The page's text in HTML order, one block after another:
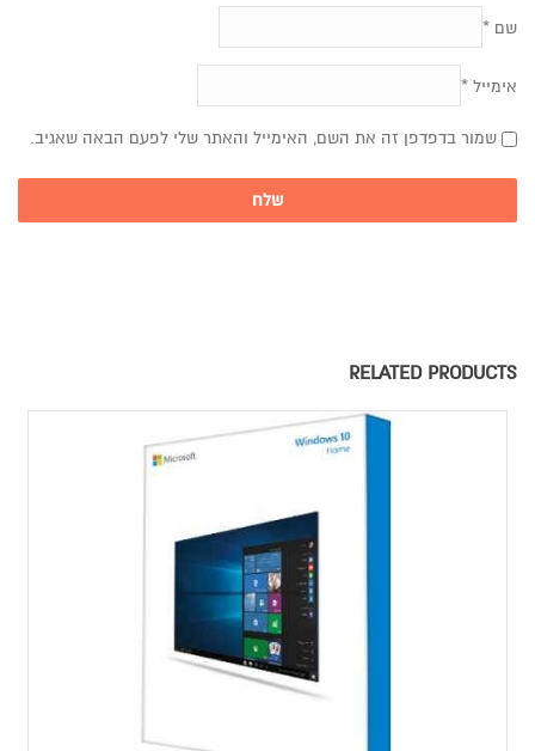
שם *
אימייל *
שמור בדפדפן זה את השם, האימייל והאתר שלי לפעם הבאה שאגיב.
RELATED PRODUCTS